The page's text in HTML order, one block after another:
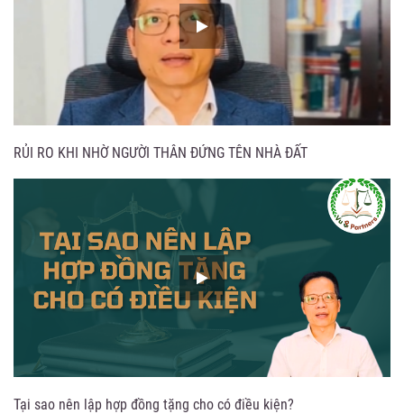
RỦI RO KHI NHỜ NGƯỜI THÂN ĐỨNG TÊN NHÀ ĐẤT
Tại sao nên lập hợp đồng tặng cho có điều kiện?